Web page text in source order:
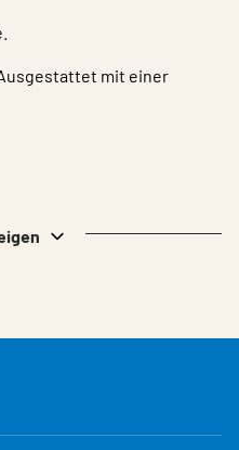
mit einer